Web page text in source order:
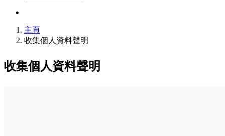
主頁
收集個人資料聲明
收集個人資料聲明